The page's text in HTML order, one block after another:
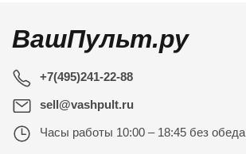
ВашПульт.ру
+7(495)241-22-88
sell@vashpult.ru
Часы работы 10:00 – 18:45 без обеда